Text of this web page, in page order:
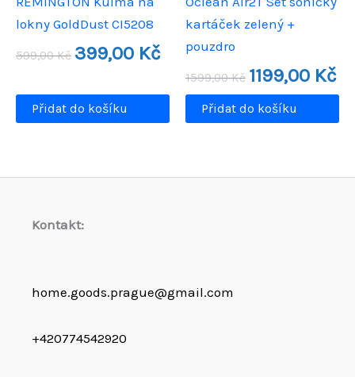
lokny GoldDust CI5208
599,00Kč
Původní
cena
599,00 Kč.
399,00 Kč Aktuální
399,00 Kč.
Přidat do košíku
kartáček zelený +
pouzdro
1599,00Kč
Původní
cena
1599,00 Kč.
1199,00 Kč
je:
Přidat do košíku
Kontakt:
home.goods.prague@gmail.com
+420774542920